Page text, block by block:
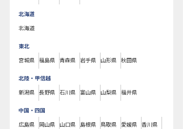
北海道
北海道
東北
宮城県 福島県 青森県 岩手県 山形県 秋田県
北陸・甲信越
新潟県 長野県 石川県 富山県 山梨県 福井県
中国・四国
広島県 岡山県 山口県 島根県 鳥取県 愛媛県 香川県